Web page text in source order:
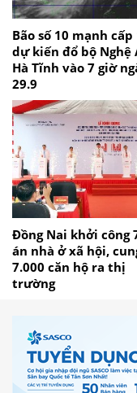
Bão số 10 mạnh cấp
dự kiến đổ bộ Nghệ
Hà Tĩnh vào 7 giờ
29.9
Đồng Nai khởi công
án nhà ở xã hội,
7.000 căn hộ ra thị
trường